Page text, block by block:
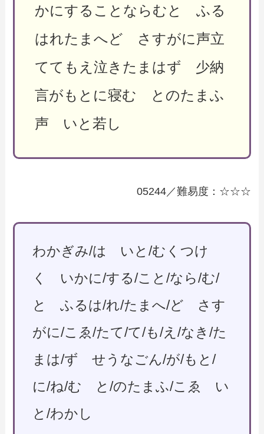
かにすることならむと ふる
はれたまへど さすがに声立
ててもえ泣きたまはず 少納
言がもとに寝む とのたまふ
声 いと若し
05244／難易度：☆☆☆
わかぎみ/は いと/むくつけ
く いかに/する/こと/なら/む/
と ふるは/れ/たまへ/ど さす
がに/こゑ/たて/て/も/え/なき/た
まは/ず せうなごん/が/もと/
に/ね/む と/のたまふ/こゑ い
と/わかし